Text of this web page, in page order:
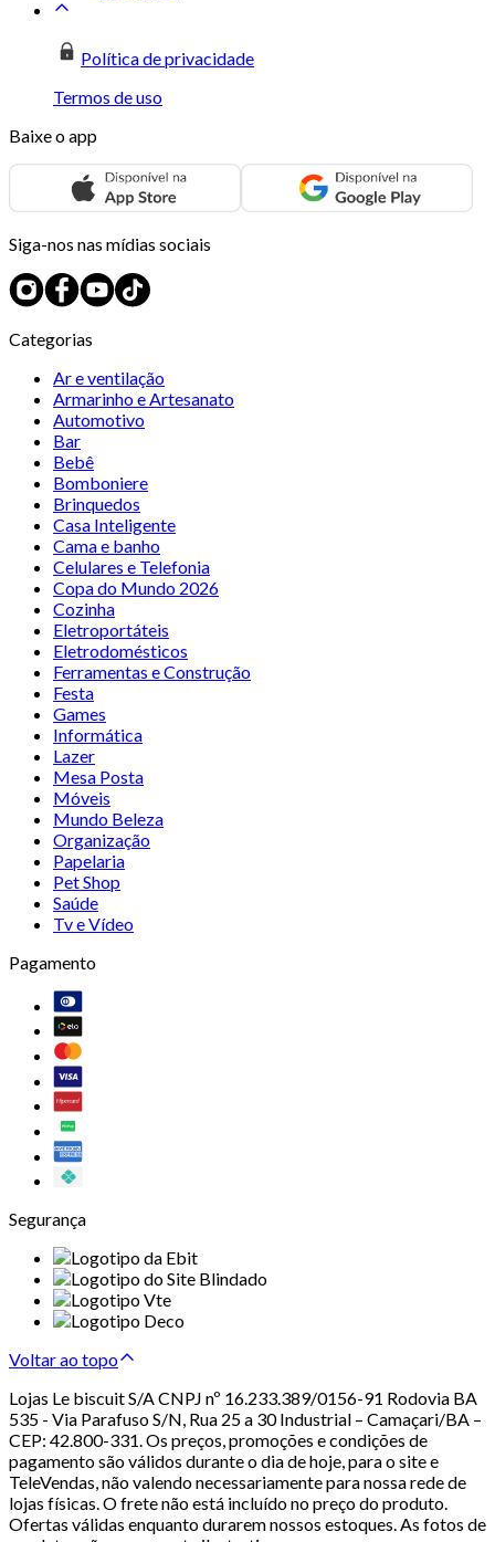
Política de privacidade
Termos de uso
Baixe o app
Siga-nos nas mídias sociais
Categorias
Ar e ventilação
Armarinho e Artesanato
Automotivo
Bar
Bebê
Bomboniere
Brinquedos
Casa Inteligente
Cama e banho
Celulares e Telefonia
Copa do Mundo 2026
Cozinha
Eletroportáteis
Eletrodomésticos
Ferramentas e Construção
Festa
Games
Informática
Lazer
Mesa Posta
Móveis
Mundo Beleza
Organização
Papelaria
Pet Shop
Saúde
Tv e Vídeo
Pagamento
Segurança
Voltar ao topo
Lojas Le biscuit S/A CNPJ nº 16.233.389/0156-91 Rodovia BA
535 - Via Parafuso S/N, Rua 25 a 30 Industrial – Camaçari/BA –
CEP: 42.800-331. Os preços, promoções e condições de
pagamento são válidos durante o dia de hoje, para o site e
TeleVendas, não valendo necessariamente para nossa rede de
lojas físicas. O frete não está incluído no preço do produto.
Ofertas válidas enquanto durarem nossos estoques. As fotos de